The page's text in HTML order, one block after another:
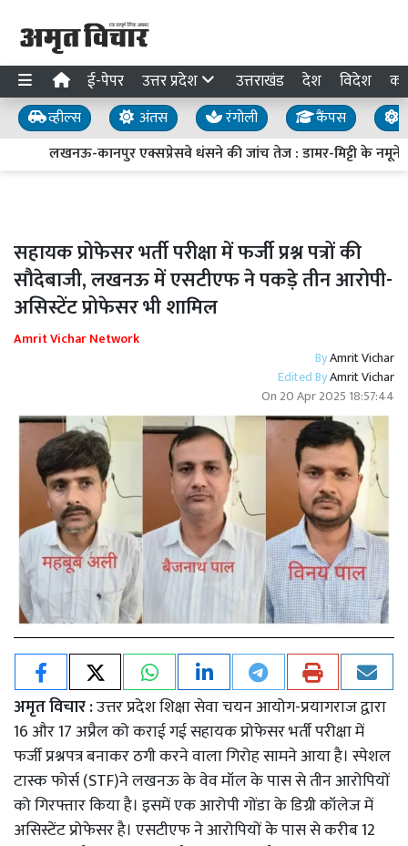
ई-पेपर उत्तर प्रदेश उत्तराखंड देश विदेश
व्हील्स अंतस रंगोली कैंपस
लखनऊ-कानपुर एक्सप्रेसवे धंसने की जांच तेज : डामर-मिट्टी के नमूने
सहायक प्रोफेसर भर्ती परीक्षा में फर्जी प्रश्न पत्रों की
सौदेबाजी, लखनऊ में एसटीएफ ने पकड़े तीन आरोपी-
असिस्टेंट प्रोफेसर भी शामिल
Amrit Vichar Network
ByAmrit Vichar
Edited ByAmrit Vichar
On 20 Apr 2025 18:57:44
अमृत विचार :उत्तर प्रदेश शिक्षा सेवा चयन आयोग-प्रयागराज द्वारा
16 और 17 अप्रैल को कराई गई सहायक प्रोफेसर भर्ती परीक्षा में
फर्जी प्रश्नपत्र बनाकर ठगी करने वाला गिरोह सामने आया है। स्पेशल
टास्क फोर्स (STF)ने लखनऊ के वेव मॉल के पास से तीन आरोपियों
को गिरफ्तार किया है। इसमें एक आरोपी गोंडा के डिग्री कॉलेज में
असिस्टेंट प्रोफेसर है। एसटीएफ ने आरोपियों के पास से करीब 12